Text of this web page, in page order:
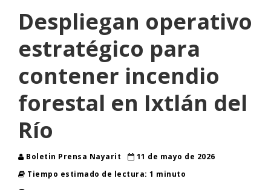
Despliegan operativo
estratégico para
contener incendio
forestal en Ixtlán del
Río
Boletin Prensa Nayarit
11 de mayo de 2026
Tiempo estimado de lectura: 1 minuto